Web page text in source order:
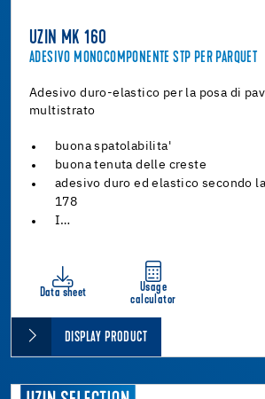
UZIN MK 160
ADESIVO MONOCOMPONENTE STP PER PARQUET
Adesivo duro-elastico per la posa di
multistrato
buona spatolabilita'
buona tenuta delle creste
adesivo duro ed elastico secondo
178
I…
Data sheet
Usage
calculator
DISPLAY PRODUCT